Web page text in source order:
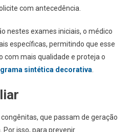
com antecedência.
nestes exames iniciais, o médico
específicas, permitindo que esse
com mais qualidade e proteja o
grama sintética decorativa
que passam de geração
isso, para prevenir